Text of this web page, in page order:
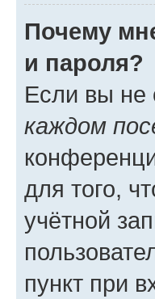
Почему
и пароля?
Если вы не
каждом
для того,
учётной
пункт при